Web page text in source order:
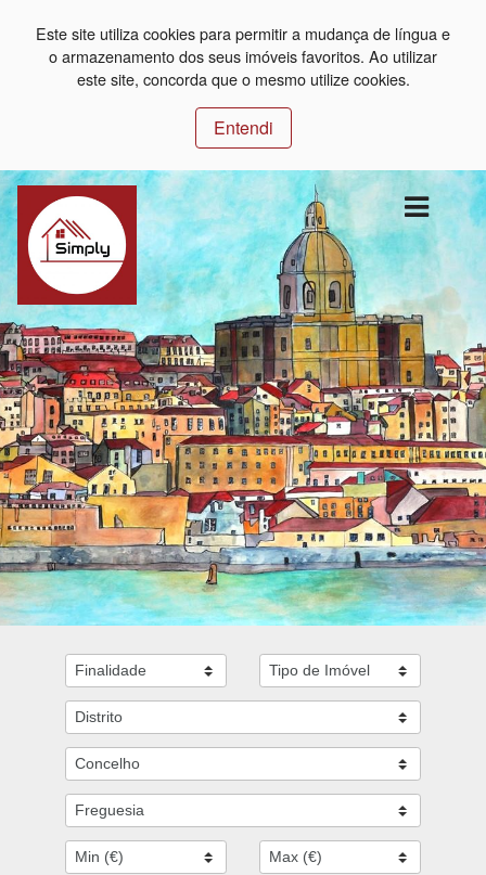
Este site utiliza cookies para permitir a mudança de língua e
o armazenamento dos seus imóveis favoritos. Ao utilizar
este site, concorda que o mesmo utilize cookies.
Entendi